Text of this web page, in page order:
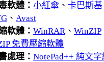
軟體： 小紅傘 、 卡巴斯基
、 Avast
軟體： WinRAR、 WinZIP
免費壓縮軟體
處理： NotePad++ 純文字